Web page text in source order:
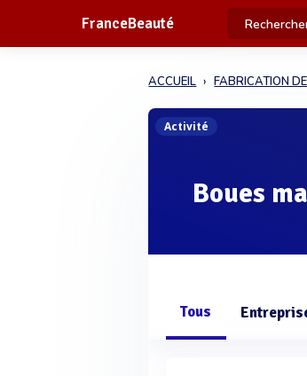
FranceBeauté
ACCUEIL FABRICATION
Activité
Boues
Tous